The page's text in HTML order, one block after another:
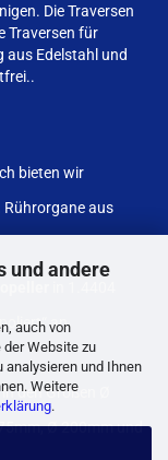
und andere
auch von
Website zu
analysieren und Ihnen
Weitere
.
Die Traversen
Traversen für
aus Edelstahl und
bieten wir
Rührorgane aus
an.
den Größen Ø
Ø 200mm und